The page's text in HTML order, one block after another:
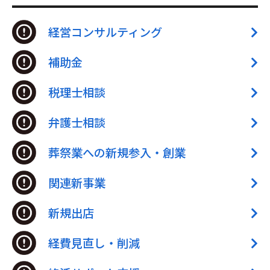
経営コンサルティング
補助金
税理士相談
弁護士相談
葬祭業への新規参入・創業
関連新事業
新規出店
経費見直し・削減